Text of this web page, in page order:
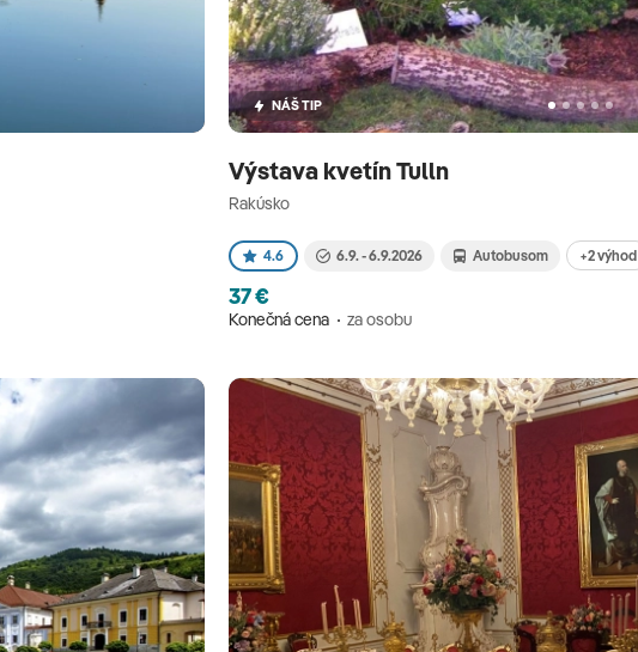
NÁŠ TIP
Výstava kvetín Tulln
Rakúsko
4.6 6.9. - 6.9.2026 Autobusom +2 výhod
37 €
Konečná cena za osobu